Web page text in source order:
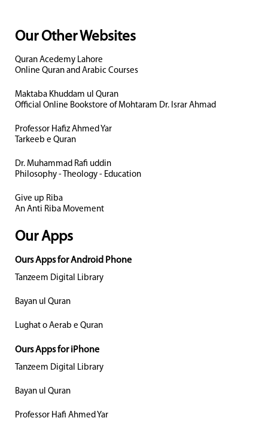
Our Other Websites
Quran Acedemy Lahore
Online Quran and Arabic Courses
Maktaba Khuddam ul Quran
Official Online Bookstore of Mohtaram Dr. Israr Ahmad
Professor Hafiz Ahmed Yar
Tarkeeb e Quran
Dr. Muhammad Rafi uddin
Philosophy - Theology - Education
Give up Riba
An Anti Riba Movement
Our Apps
Ours Apps for Android Phone
Tanzeem Digital Library
Bayan ul Quran
Lughat o Aerab e Quran
Ours Apps for iPhone
Tanzeem Digital Library
Bayan ul Quran
Professor Hafi Ahmed Yar